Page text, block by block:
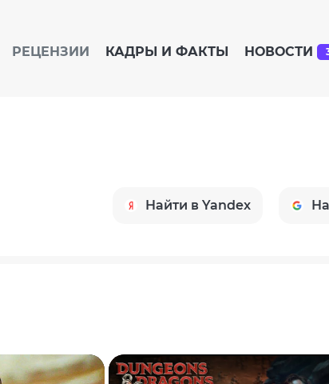
РЕЦЕНЗИИ КАДРЫ И ФАКТЫ НОВОСТИ
Найти в Yandex